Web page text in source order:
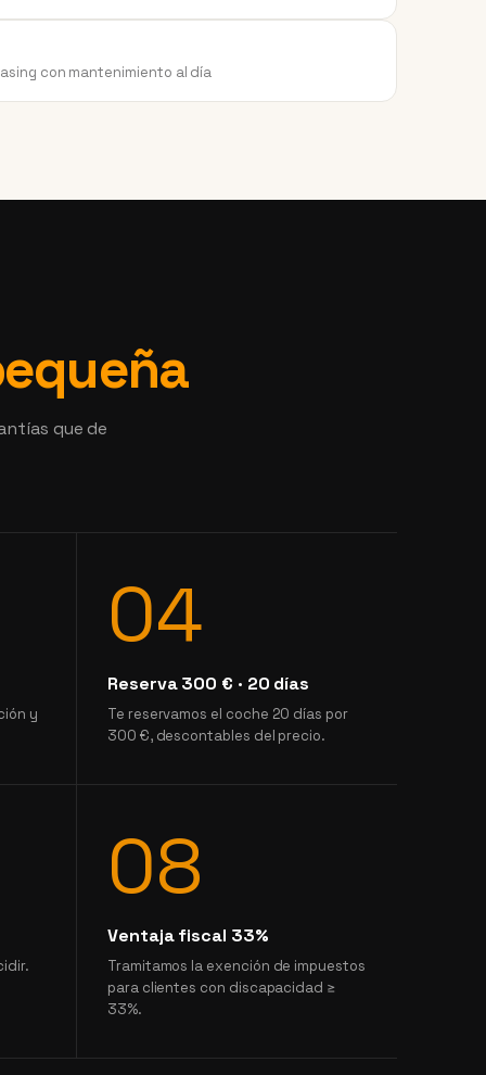
con mantenimiento al día
que de
y
04
Reserva 300 € · 20 días
Te reservamos el coche 20 días por
300 €, descontables del precio.
08
Ventaja fiscal 33%
Tramitamos la exención de impuestos
para clientes con discapacidad ≥
33%.